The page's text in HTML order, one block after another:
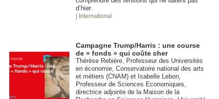
d’hier.
| International
Campagne Trump/Harris : une course
de « fonds » qui coûte cher
Thérèse Rebière, Professeur des Universités
en économie, Conservatoire national des arts
et métiers (CNAM) et Isabelle Lebon,
Professeur de Sciences Economiques,
directrice adjointe de la Maison de la